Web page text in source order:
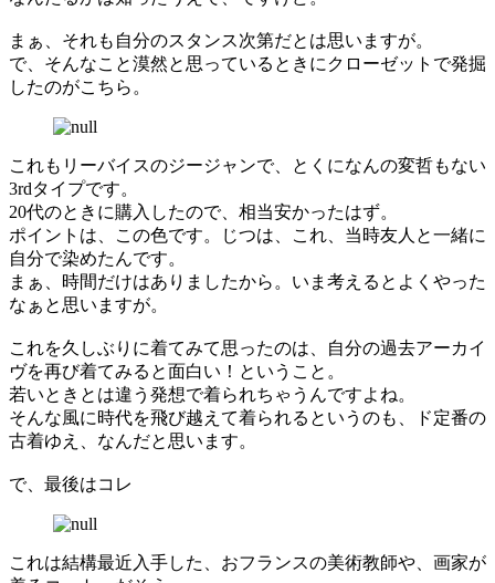
まぁ、それも自分のスタンス次第だとは思いますが。
で、そんなこと漠然と思っているときにクローゼットで発掘
したのがこちら。
これもリーバイスのジージャンで、とくになんの変哲もない
3rdタイプです。
20代のときに購入したので、相当安かったはず。
ポイントは、この色です。じつは、これ、当時友人と一緒に
自分で染めたんです。
まぁ、時間だけはありましたから。いま考えるとよくやった
なぁと思いますが。
これを久しぶりに着てみて思ったのは、自分の過去アーカイ
ヴを再び着てみると面白い！ということ。
若いときとは違う発想で着られちゃうんですよね。
そんな風に時代を飛び越えて着られるというのも、ド定番の
古着ゆえ、なんだと思います。
で、最後はコレ
これは結構最近入手した、おフランスの美術教師や、画家が